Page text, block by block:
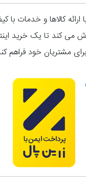
ارائه کالاها و خدمات
می کند تا یک خرید
مشتریان خود فراهم